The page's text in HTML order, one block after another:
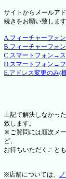
サイトからメールア
続きをお願い致します
A.フィーチャーフォ
B.フィーチャーフォ
C.スマートフォン→
D.スマートフォン→
E.アドレス変更のみ(
上記で解決しなかった
致します。
※ご質問には順次メ
ど、
お待ちいただくこと
※店舗については、